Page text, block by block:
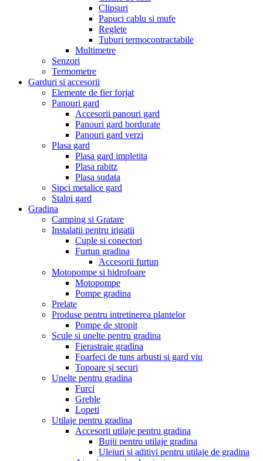
Clipsuri
Papuci cablu si mufe
Reglete
Tuburi termocontractabile
Multimetre
Senzori
Termometre
Garduri si accesorii
Elemente de fier forjat
Panouri gard
Accesorii panouri gard
Panouri gard bordurate
Panouri gard verzi
Plasa gard
Plasa gard impletita
Plasa rabitz
Plasa sudata
Sipci metalice gard
Stalpi gard
Gradina
Camping si Gratare
Instalatii pentru irigatii
Cuple si conectori
Furtun gradina
Accesorii furtun
Motopompe si hidrofoare
Motopompe
Pompe gradina
Prelate
Produse pentru intretinerea plantelor
Pompe de stropit
Scule si unelte pentru gradina
Fierastraie gradina
Foarfeci de tuns arbusti si gard viu
Topoare și securi
Unelte pentru gradina
Furci
Greble
Lopeti
Utilaje pentru gradina
Accesorii utilaje pentru gradina
Bujii pentru utilaje gradina
Uleiuri si aditivi pentru utilaje de gradina